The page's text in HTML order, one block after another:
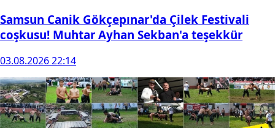
Samsun Canik Gökçepınar'da Çilek Festivali
coşkusu! Muhtar Ayhan Sekban'a teşekkür
03.08.2026 22:14